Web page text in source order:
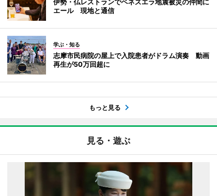
エール 現地と通信
学ぶ・知る
志摩市民病院の屋上で入院患者がドラム演奏 動画
再生が50万回超に
もっと見る
見る・遊ぶ